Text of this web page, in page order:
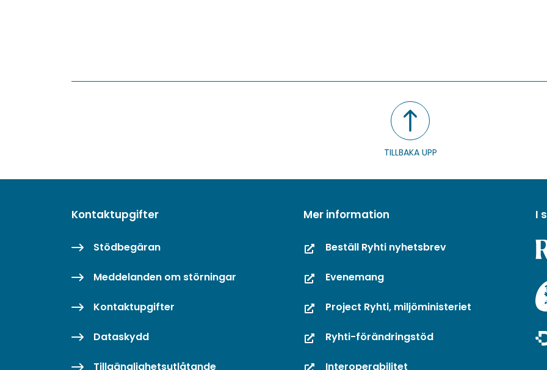
TILLBAKA UPP
Kontaktupgifter
Stödbegäran
Meddelanden om störningar
Kontaktupgifter
Dataskydd
Tillgänglighetsutlåtande
Mer information
Beställ Ryhti nyhetsbrev
Evenemang
Project Ryhti, miljöministeriet
Ryhti-förändringstöd
Interoperabilitet
I